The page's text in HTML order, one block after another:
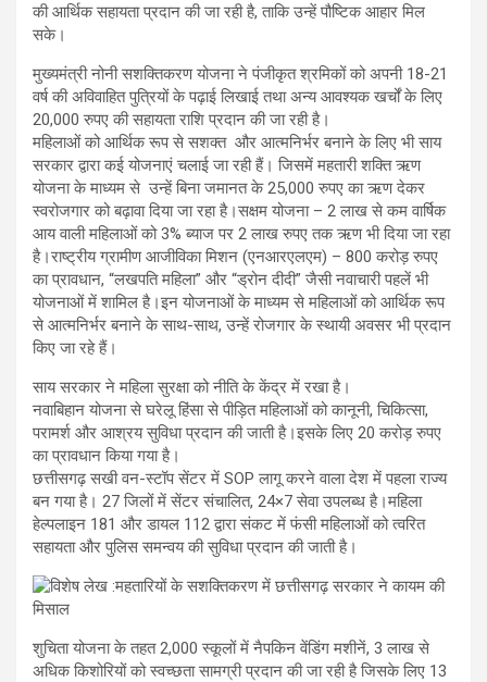
की आर्थिक सहायता प्रदान की जा रही है, ताकि उन्हें पौष्टिक आहार मिल
सके।
मुख्यमंत्री नोनी सशक्तिकरण योजना ने पंजीकृत श्रमिकों को अपनी 18-21
वर्ष की अविवाहित पुत्रियों के पढ़ाई लिखाई तथा अन्य आवश्यक खर्चों के लिए
20,000 रुपए की सहायता राशि प्रदान की जा रही है।
महिलाओं को आर्थिक रूप से सशक्त और आत्मनिर्भर बनाने के लिए भी साय
सरकार द्वारा कई योजनाएं चलाई जा रही हैं। जिसमें महतारी शक्ति ऋण
योजना के माध्यम से उन्हें बिना जमानत के 25,000 रुपए का ऋण देकर
स्वरोजगार को बढ़ावा दिया जा रहा है।सक्षम योजना – 2 लाख से कम वार्षिक
आय वाली महिलाओं को 3% ब्याज पर 2 लाख रुपए तक ऋण भी दिया जा रहा
है।राष्ट्रीय ग्रामीण आजीविका मिशन (एनआरएलएम) – 800 करोड़ रुपए
का प्रावधान, “लखपति महिला” और “ड्रोन दीदी” जैसी नवाचारी पहलें भी
योजनाओं में शामिल है।इन योजनाओं के माध्यम से महिलाओं को आर्थिक रूप
से आत्मनिर्भर बनाने के साथ-साथ, उन्हें रोजगार के स्थायी अवसर भी प्रदान
किए जा रहे हैं।
साय सरकार ने महिला सुरक्षा को नीति के केंद्र में रखा है।
नवाबिहान योजना से घरेलू हिंसा से पीड़ित महिलाओं को कानूनी, चिकित्सा,
परामर्श और आश्रय सुविधा प्रदान की जाती है।इसके लिए 20 करोड़ रुपए
का प्रावधान किया गया है।
छत्तीसगढ़ सखी वन-स्टॉप सेंटर में SOP लागू करने वाला देश में पहला राज्य
बन गया है। 27 जिलों में सेंटर संचालित, 24×7 सेवा उपलब्ध है।महिला
हेल्पलाइन 181 और डायल 112 द्वारा संकट में फंसी महिलाओं को त्वरित
सहायता और पुलिस समन्वय की सुविधा प्रदान की जाती है।
शुचिता योजना के तहत 2,000 स्कूलों में नैपकिन वेंडिंग मशीनें, 3 लाख से
अधिक किशोरियों को स्वच्छता सामग्री प्रदान की जा रही है जिसके लिए 13